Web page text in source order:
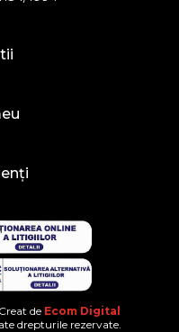
de Ecom Digital
drepturile rezervate.